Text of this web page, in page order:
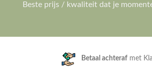
Beste prijs / kwaliteit dat je
Klanten geven ons een